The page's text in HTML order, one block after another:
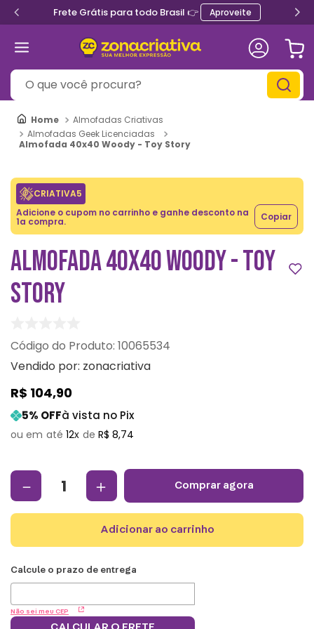
Frete Grátis para todo Brasil 👉 Aproveite
O que você procura?
Almofadas Criativas
Almofadas Geek Licenciadas
Almofada 40x40 Woody - Toy Story
CRIATIVA5
Adicione o cupom no carrinho e ganhe desconto na
1a compra. Copiar
ALMOFADA 40X40 WOODY - TOY
STORY
: 10065534
Vendido por: zonacriativa
R$ 104,90
5% OFFà vista no Pix
12 R$ 8,74
＋
－ comprar agora
adicionar ao carrinho
Não sei meu CEP